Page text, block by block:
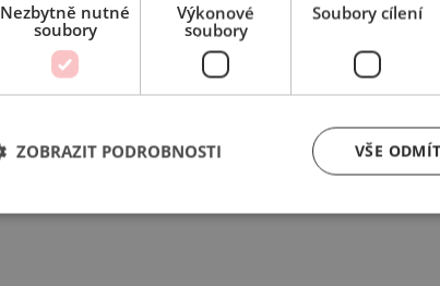
Nezbytně nutné
soubory
Výkonové
soubory
Soubory cílení
VŠE
ZOBRAZIT PODROBNOSTI